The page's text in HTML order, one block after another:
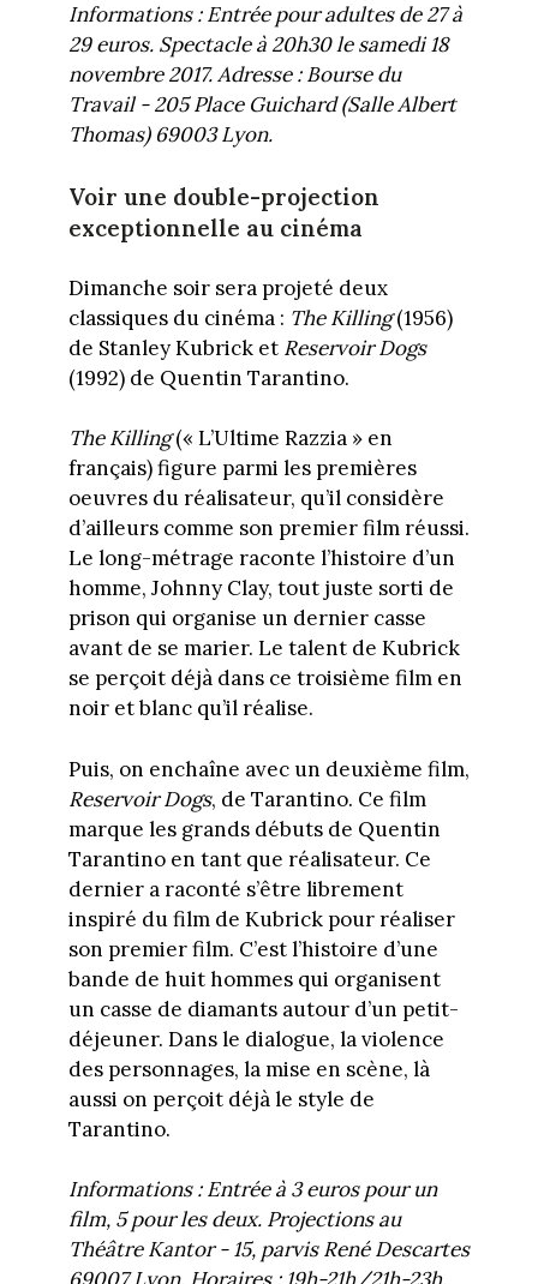
Informations : Entrée pour adultes de 27 à
29 euros. Spectacle à 20h30 le samedi 18
novembre 2017. Adresse : Bourse du
Travail - 205 Place Guichard (Salle Albert
Thomas) 69003 Lyon.
Voir une double-projection
exceptionnelle au cinéma
Dimanche soir sera projeté deux
classiques du cinéma : The Killing(1956)
de Stanley Kubrick et Reservoir Dogs
(1992) de Quentin Tarantino.
The Killing(« L’Ultime Razzia » en
français) figure parmi les premières
oeuvres du réalisateur, qu’il considère
d’ailleurs comme son premier film réussi.
Le long-métrage raconte l’histoire d’un
homme, Johnny Clay, tout juste sorti de
prison qui organise un dernier casse
avant de se marier. Le talent de Kubrick
se perçoit déjà dans ce troisième film en
noir et blanc qu’il réalise.
Puis, on enchaîne avec un deuxième film,
Reservoir Dogs, de Tarantino. Ce film
marque les grands débuts de Quentin
Tarantino en tant que réalisateur. Ce
dernier a raconté s’être librement
inspiré du film de Kubrick pour réaliser
son premier film. C’est l’histoire d’une
bande de huit hommes qui organisent
un casse de diamants autour d’un petit-
déjeuner. Dans le dialogue, la violence
des personnages, la mise en scène, là
aussi on perçoit déjà le style de
Tarantino.
Informations : Entrée à 3 euros pour un
film, 5 pour les deux. Projections au
Théâtre Kantor - 15, parvis René Descartes